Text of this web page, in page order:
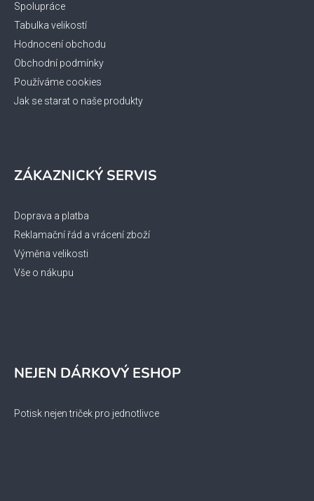
Spolupráce
Tabulka velikostí
Hodnocení obchodu
Obchodní podmínky
Používáme cookies
Jak se starat o naše produkty
ZÁKAZNICKÝ SERVIS
Doprava a platba
Reklamační řád a vrácení zboží
Výměna velikosti
Vše o nákupu
NEJEN DÁRKOVÝ ESHOP
Potisk nejen triček pro jednotlivce